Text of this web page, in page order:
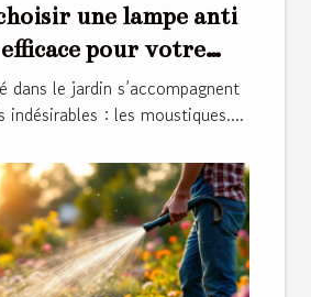
une lampe anti
pour votre
dans le jardin s’accompagnent
indésirables : les moustiques....